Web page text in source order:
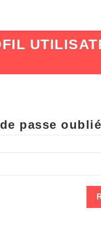
passe oublié